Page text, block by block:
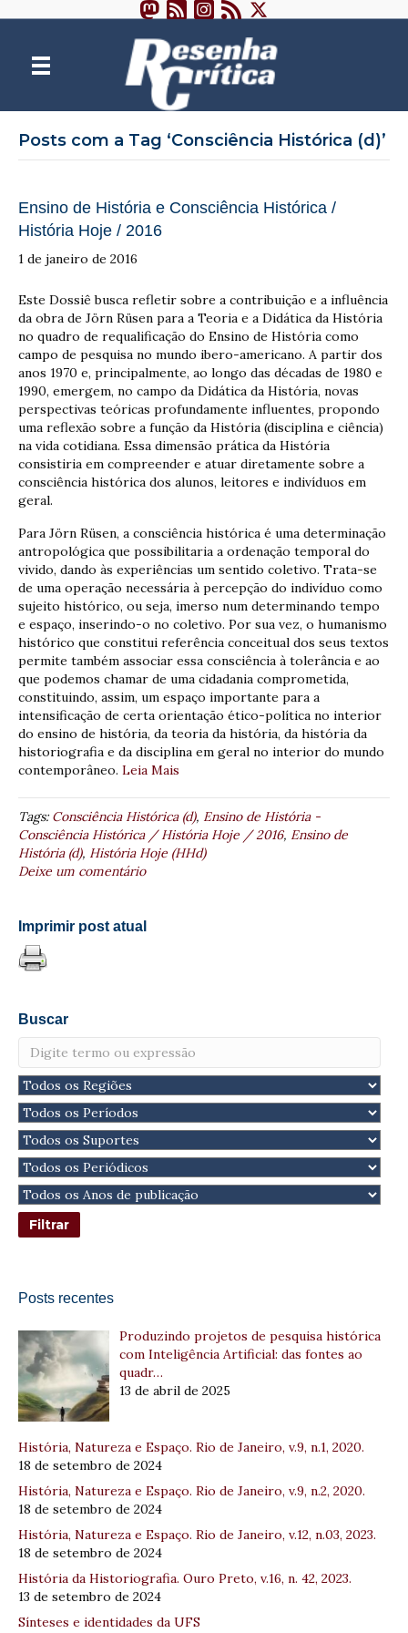
Posts com a Tag ‘Consciência Histórica (d)’
Ensino de História e Consciência Histórica /
História Hoje / 2016
1 de janeiro de 2016
Este Dossiê busca refletir sobre a contribuição e a influência
da obra de Jörn Rüsen para a Teoria e a Didática da História
no quadro de requalificação do Ensino de História como
campo de pesquisa no mundo ibero-americano. A partir dos
anos 1970 e, principalmente, ao longo das décadas de 1980 e
1990, emergem, no campo da Didática da História, novas
perspectivas teóricas profundamente influentes, propondo
uma reflexão sobre a função da História (disciplina e ciência)
na vida cotidiana. Essa dimensão prática da História
consistiria em compreender e atuar diretamente sobre a
consciência histórica dos alunos, leitores e indivíduos em
geral.
Para Jörn Rüsen, a consciência histórica é uma determinação
antropológica que possibilitaria a ordenação temporal do
vivido, dando às experiências um sentido coletivo. Trata-se
de uma operação necessária à percepção do indivíduo como
sujeito histórico, ou seja, imerso num determinando tempo
e espaço, inserindo-o no coletivo. Por sua vez, o humanismo
histórico que constitui referência conceitual dos seus textos
permite também associar essa consciência à tolerância e ao
que podemos chamar de uma cidadania comprometida,
constituindo, assim, um espaço importante para a
intensificação de certa orientação ético-política no interior
do ensino de história, da teoria da história, da história da
historiografia e da disciplina em geral no interior do mundo
contemporâneo. Leia Mais
Tags:Consciência Histórica (d), Ensino de História -
Consciência Histórica / História Hoje / 2016, Ensino de
História (d), História Hoje (HHd)
Deixe um comentário
Imprimir post atual
Buscar
Posts recentes
Produzindo projetos de pesquisa histórica
com Inteligência Artificial: das fontes ao
quadr…
13 de abril de 2025
História, Natureza e Espaço. Rio de Janeiro, v.9, n.1, 2020.
18 de setembro de 2024
História, Natureza e Espaço. Rio de Janeiro, v.9, n.2, 2020.
18 de setembro de 2024
História, Natureza e Espaço. Rio de Janeiro, v.12, n.03, 2023.
18 de setembro de 2024
História da Historiografia. Ouro Preto, v.16, n. 42, 2023.
13 de setembro de 2024
Sínteses e identidades da UFS